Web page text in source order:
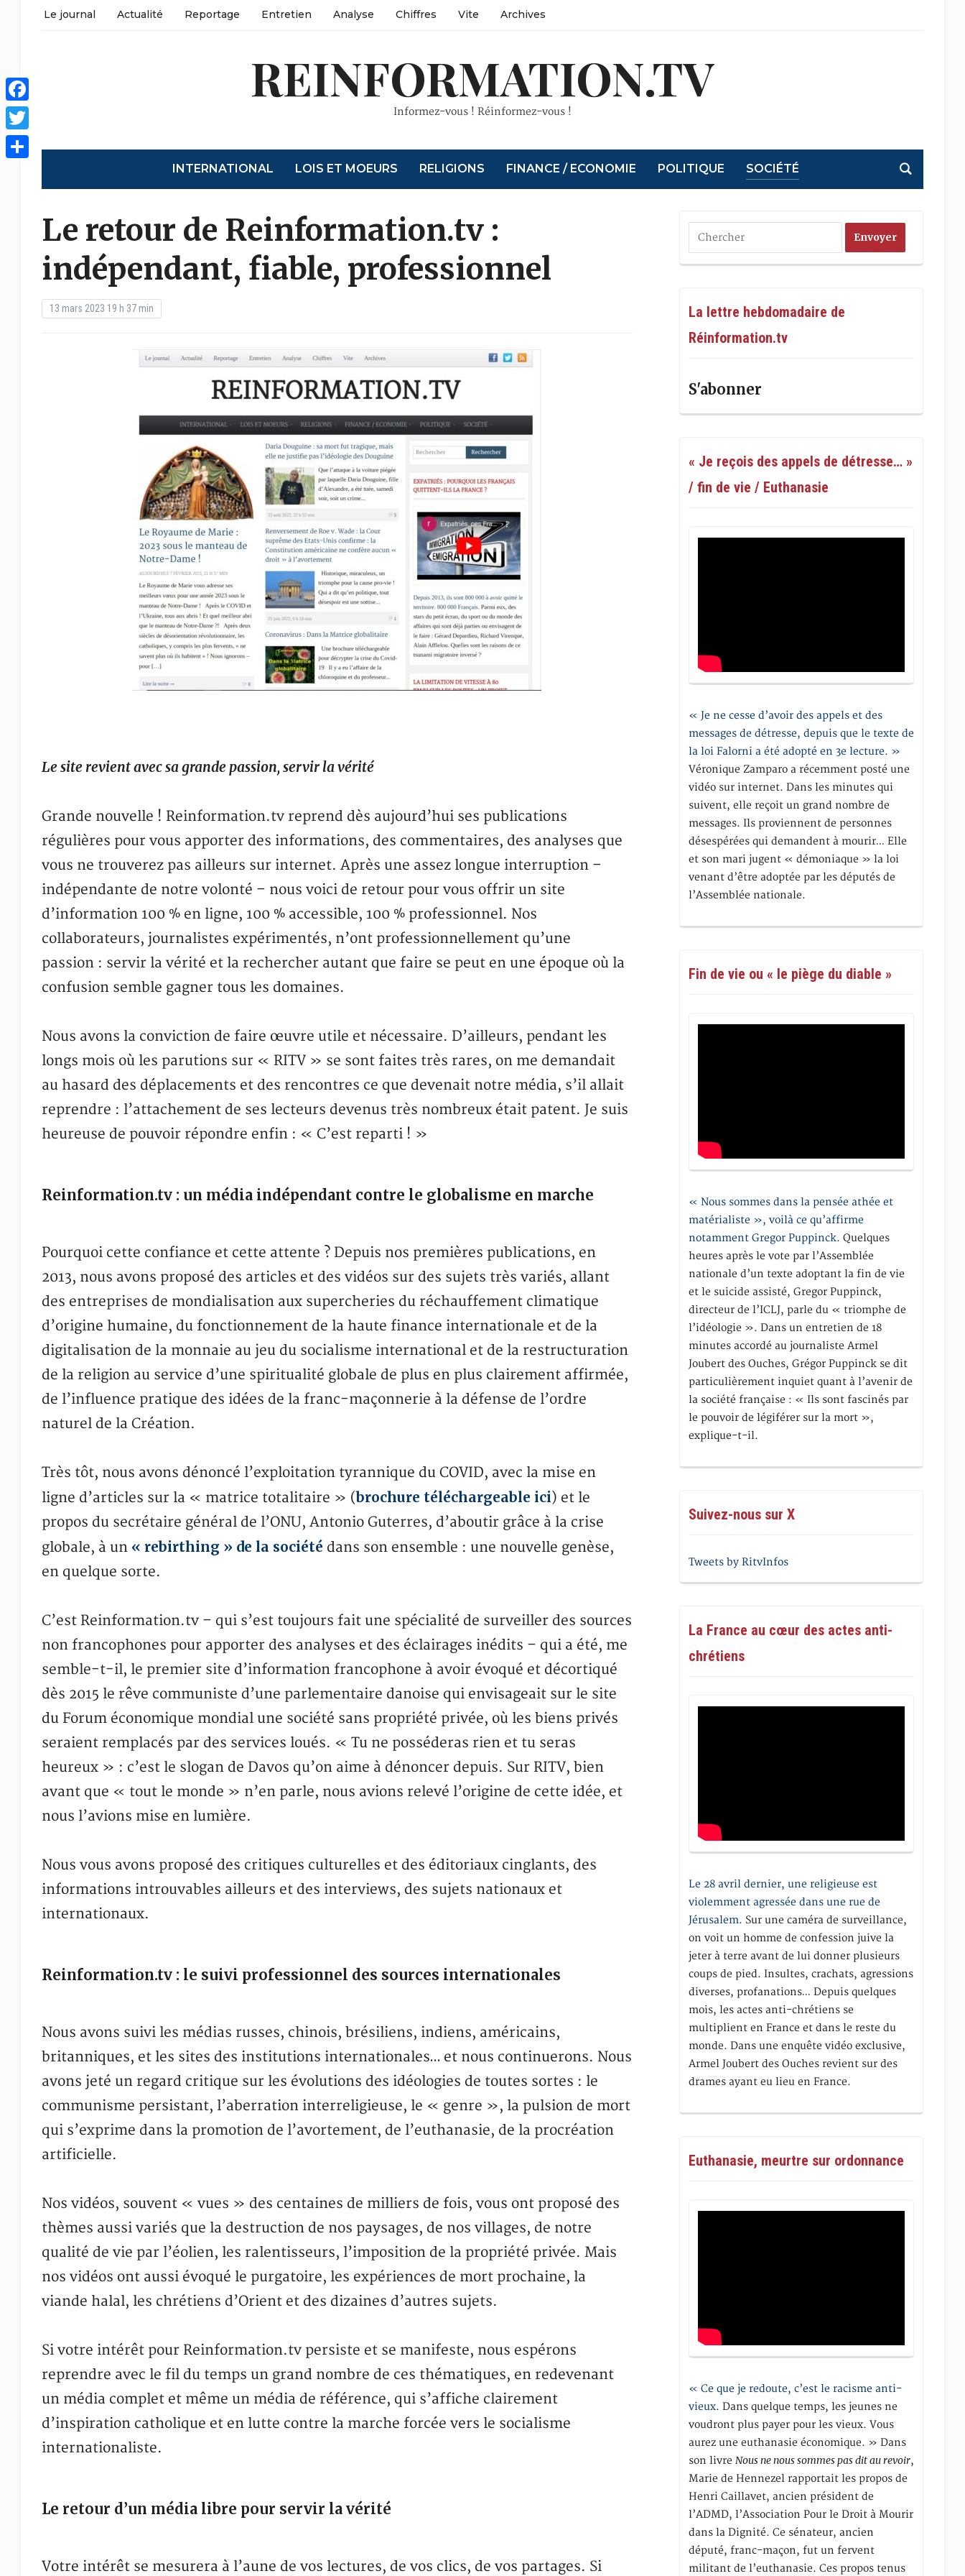
Le journal Actualité Reportage Entretien Analyse Chiffres Vite Archives
REINFORMATION.TV
Informez-vous ! Réinformez-vous !
INTERNATIONAL LOIS ET MOEURS RELIGIONS FINANCE / ECONOMIE POLITIQUE SOCIÉTÉ
Le retour de Reinformation.tv :
indépendant, fiable, professionnel
13 mars 2023 19 h 37 min
Le site revient avec sa grande passion, servir la vérité
Grande nouvelle ! Reinformation.tv reprend dès aujourd’hui ses publications
régulières pour vous apporter des informations, des commentaires, des analyses que
vous ne trouverez pas ailleurs sur internet. Après une assez longue interruption –
indépendante de notre volonté – nous voici de retour pour vous offrir un site
d’information 100 % en ligne, 100 % accessible, 100 % professionnel. Nos
collaborateurs, journalistes expérimentés, n’ont professionnellement qu’une
passion : servir la vérité et la rechercher autant que faire se peut en une époque où la
confusion semble gagner tous les domaines.
Nous avons la conviction de faire œuvre utile et nécessaire. D’ailleurs, pendant les
longs mois où les parutions sur « RITV » se sont faites très rares, on me demandait
au hasard des déplacements et des rencontres ce que devenait notre média, s’il allait
reprendre : l’attachement de ses lecteurs devenus très nombreux était patent. Je suis
heureuse de pouvoir répondre enfin : « C’est reparti ! »
Reinformation.tv : un média indépendant contre le globalisme en marche
Pourquoi cette confiance et cette attente ? Depuis nos premières publications, en
2013, nous avons proposé des articles et des vidéos sur des sujets très variés, allant
des entreprises de mondialisation aux supercheries du réchauffement climatique
d’origine humaine, du fonctionnement de la haute finance internationale et de la
digitalisation de la monnaie au jeu du socialisme international et de la restructuration
de la religion au service d’une spiritualité globale de plus en plus clairement affirmée,
de l’influence pratique des idées de la franc-maçonnerie à la défense de l’ordre
naturel de la Création.
Très tôt, nous avons dénoncé l’exploitation tyrannique du COVID, avec la mise en
ligne d’articles sur la « matrice totalitaire » (brochure téléchargeable ici) et le
propos du secrétaire général de l’ONU, Antonio Guterres, d’aboutir grâce à la crise
globale, à un « rebirthing » de la société dans son ensemble : une nouvelle genèse,
en quelque sorte.
C’est Reinformation.tv – qui s’est toujours fait une spécialité de surveiller des sources
non francophones pour apporter des analyses et des éclairages inédits – qui a été, me
semble-t-il, le premier site d’information francophone à avoir évoqué et décortiqué
dès 2015 le rêve communiste d’une parlementaire danoise qui envisageait sur le site
du Forum économique mondial une société sans propriété privée, où les biens privés
seraient remplacés par des services loués. « Tu ne posséderas rien et tu seras
heureux » : c’est le slogan de Davos qu’on aime à dénoncer depuis. Sur RITV, bien
avant que « tout le monde » n’en parle, nous avions relevé l’origine de cette idée, et
nous l’avions mise en lumière.
Nous vous avons proposé des critiques culturelles et des éditoriaux cinglants, des
informations introuvables ailleurs et des interviews, des sujets nationaux et
internationaux.
Reinformation.tv : le suivi professionnel des sources internationales
Nous avons suivi les médias russes, chinois, brésiliens, indiens, américains,
britanniques, et les sites des institutions internationales… et nous continuerons. Nous
avons jeté un regard critique sur les évolutions des idéologies de toutes sortes : le
communisme persistant, l’aberration interreligieuse, le « genre », la pulsion de mort
qui s’exprime dans la promotion de l’avortement, de l’euthanasie, de la procréation
artificielle.
Nos vidéos, souvent « vues » des centaines de milliers de fois, vous ont proposé des
thèmes aussi variés que la destruction de nos paysages, de nos villages, de notre
qualité de vie par l’éolien, les ralentisseurs, l’imposition de la propriété privée. Mais
nos vidéos ont aussi évoqué le purgatoire, les expériences de mort prochaine, la
viande halal, les chrétiens d’Orient et des dizaines d’autres sujets.
Si votre intérêt pour Reinformation.tv persiste et se manifeste, nous espérons
reprendre avec le fil du temps un grand nombre de ces thématiques, en redevenant
un média complet et même un média de référence, qui s’affiche clairement
d’inspiration catholique et en lutte contre la marche forcée vers le socialisme
internationaliste.
Le retour d’un média libre pour servir la vérité
Votre intérêt se mesurera à l’aune de vos lectures, de vos clics, de vos partages. Si
La lettre hebdomadaire de
Réinformation.tv
S'abonner
« Je reçois des appels de détresse… »
/ fin de vie / Euthanasie
« Je ne cesse d’avoir des appels et des
messages de détresse, depuis que le texte de
la loi Falorni a été adopté en 3e lecture. »
Véronique Zamparo a récemment posté une
vidéo sur internet. Dans les minutes qui
suivent, elle reçoit un grand nombre de
messages. Ils proviennent de personnes
désespérées qui demandent à mourir… Elle
et son mari jugent « démoniaque » la loi
venant d’être adoptée par les députés de
l’Assemblée nationale.
Fin de vie ou « le piège du diable »
« Nous sommes dans la pensée athée et
matérialiste », voilà ce qu’affirme
notamment Gregor Puppinck. Quelques
heures après le vote par l’Assemblée
nationale d’un texte adoptant la fin de vie
et le suicide assisté, Gregor Puppinck,
directeur de l’ICLJ, parle du « triomphe de
l’idéologie ». Dans un entretien de 18
minutes accordé au journaliste Armel
Joubert des Ouches, Grégor Puppinck se dit
particulièrement inquiet quant à l’avenir de
la société française : « Ils sont fascinés par
le pouvoir de légiférer sur la mort »,
explique-t-il.
Suivez-nous sur X
Tweets by RitvInfos
La France au cœur des actes anti-
chrétiens
Le 28 avril dernier, une religieuse est
violemment agressée dans une rue de
Jérusalem. Sur une caméra de surveillance,
on voit un homme de confession juive la
jeter à terre avant de lui donner plusieurs
coups de pied. Insultes, crachats, agressions
diverses, profanations… Depuis quelques
mois, les actes anti-chrétiens se
multiplient en France et dans le reste du
monde. Dans une enquête vidéo exclusive,
Armel Joubert des Ouches revient sur des
drames ayant eu lieu en France.
Euthanasie, meurtre sur ordonnance
« Ce que je redoute, c’est le racisme anti-
vieux. Dans quelque temps, les jeunes ne
voudront plus payer pour les vieux. Vous
aurez une euthanasie économique. » Dans
son livreNous ne nous sommes pas dit au revoir,
Marie de Hennezel rapportait les propos de
Henri Caillavet, ancien président de
l’ADMD, l’Association Pour le Droit à Mourir
dans la Dignité. Ce sénateur, ancien
député, franc-maçon, fut un fervent
militant de l’euthanasie. Ces propos tenus
Facebook
Twitter